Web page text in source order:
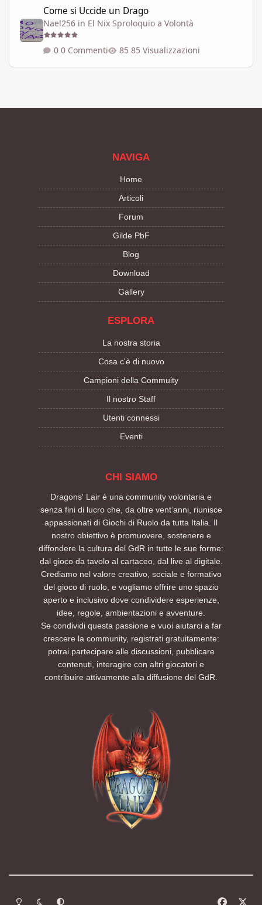
Come si Uccide un Drago
Nael256 in El Nix Sproloquio a Volontà
0 Commenti 85 Visualizzazioni
NAVIGA
Home
Articoli
Forum
Gilde PbF
Blog
Download
Gallery
ESPLORA
La nostra storia
Cosa c'è di nuovo
Campioni della Commuity
Il nostro Staff
Utenti connessi
Eventi
CHI SIAMO
Dragons' Lair è una community volontaria e
senza fini di lucro che, da oltre vent’anni, riunisce
appassionati di Giochi di Ruolo da tutta Italia. Il
nostro obiettivo è promuovere, sostenere e
diffondere la cultura del GdR in tutte le sue forme:
dal gioco da tavolo al cartaceo, dal live al digitale.
Crediamo nel valore creativo, sociale e formativo
del gioco di ruolo, e vogliamo offrire uno spazio
aperto e inclusivo dove condividere esperienze,
idee, regole, ambientazioni e avventure.
Se condividi questa passione e vuoi aiutarci a far
crescere la community, registrati gratuitamente:
potrai partecipare alle discussioni, pubblicare
contenuti, interagire con altri giocatori e
contribuire attivamente alla diffusione del GdR.
Modalità chiara
Modalità scuraSegui la preferenza del sistema